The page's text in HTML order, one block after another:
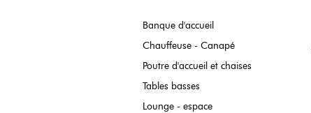
Banque d'accueil
Chauffeuse - Canapé
Poutre d'accueil et chaises
Tables basses
Lounge - espace